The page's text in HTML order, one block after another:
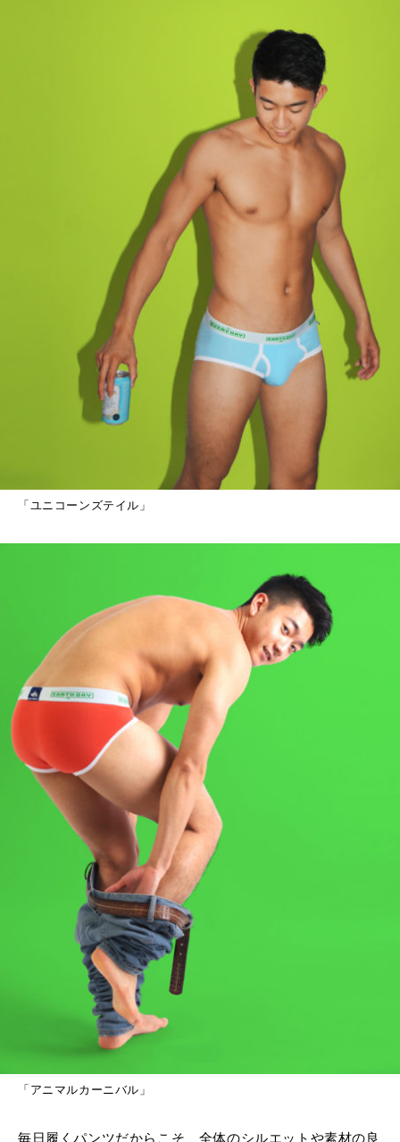
「ユニコーンズテイル」
「 アニマルカーニバル 」
毎日履くパンツだからこそ、全体のシルエットや素材の良